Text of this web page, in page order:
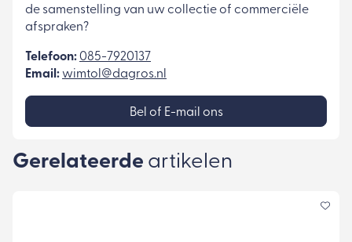
de samenstelling van uw collectie of commerciële
afspraken?
Bel of E-mail ons
Telefoon:085-7920137
Email:wimtol@dagros.nl
Gerelateerde artikelen